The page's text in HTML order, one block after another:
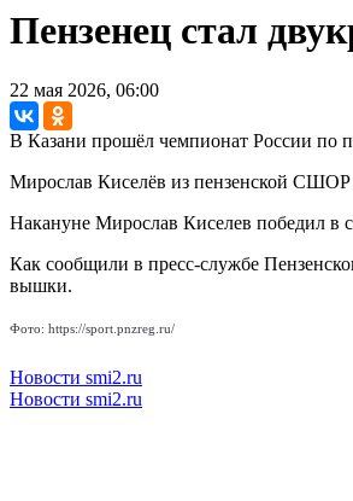
Пензенец стал
22 мая 2026, 06:00
В Казани прошёл чемпионат России по
Мирослав Киселёв из пензенской СШОР
Накануне Мирослав Киселев победил в
Как сообщили в пресс-службе
вышки.
Фото: https://sport.pnzreg.ru/
Новости smi2.ru
Новости smi2.ru